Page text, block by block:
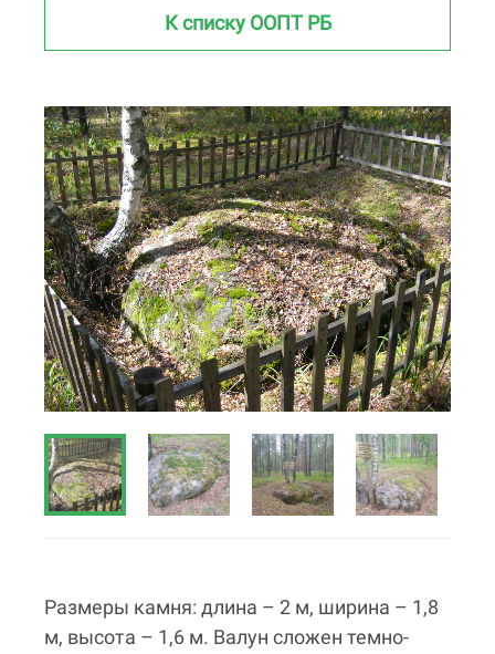
К списку ООПТ РБ
Размеры камня: длина – 2 м, ширина – 1,8
м, высота – 1,6 м. Валун сложен темно-